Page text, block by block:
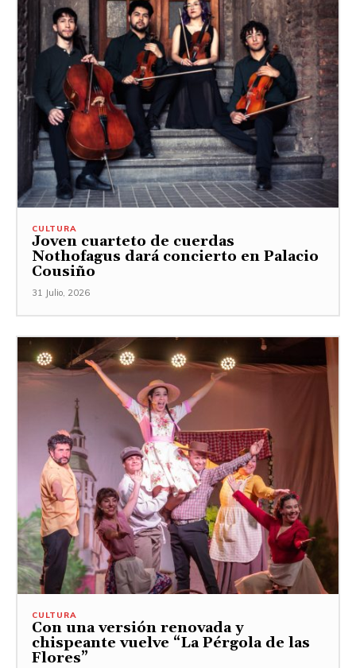
CULTURA
Joven cuarteto de cuerdas
Nothofagus dará concierto en Palacio
Cousiño
31 Julio, 2026
CULTURA
Con una versión renovada y
chispeante vuelve “La Pérgola de las
Flores”